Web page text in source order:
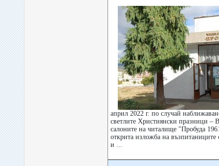
април 2022 г. по случай
светлите Християнски празници –
салоните на читалище "Пробуда
открита изложба на
и ...